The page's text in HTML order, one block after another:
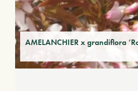
AMELANCHIER x grandiflora